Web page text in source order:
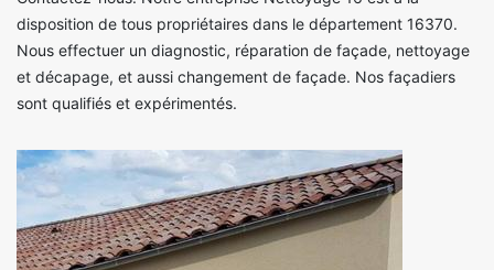
disposition de tous propriétaires dans le département 16370.
Nous effectuer un diagnostic, réparation de façade, nettoyage
et décapage, et aussi changement de façade. Nos façadiers
sont qualifiés et expérimentés.